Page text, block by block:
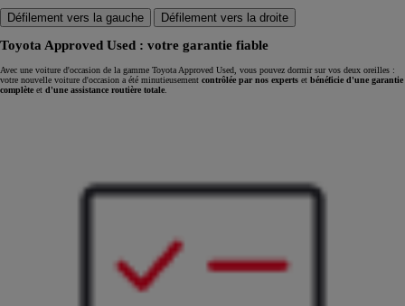
Défilement vers la gauche Défilement vers la droite
Toyota Approved Used : votre garantie fiable
Avec une voiture d'occasion de la gamme Toyota Approved Used, vous pouvez dormir sur vos deux oreilles :
votre nouvelle voiture d'occasion a été minutieusement contrôlée par nos experts et bénéficie d'une garantie
complète et d'une assistance routière totale